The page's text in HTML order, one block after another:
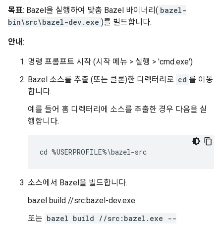
목표: Bazel을 실행하여 맞춤 Bazel 바이너리( bazel-
bin\src\bazel-dev.exe )를 빌드합니다.
안내 :
명령 프롬프트 시작 (시작 메뉴 > 실행 > 'cmd.exe')
Bazel 소스를 추출 (또는 클론)한 디렉터리로 cd 를 이동
합니다.
예를 들어 홈 디렉터리에 소스를 추출한 경우 다음을 실
행합니다.
소스에서 Bazel을 빌드합니다.
bazel build //src:bazel-dev.exe
또는 bazel build //src:bazel.exe --